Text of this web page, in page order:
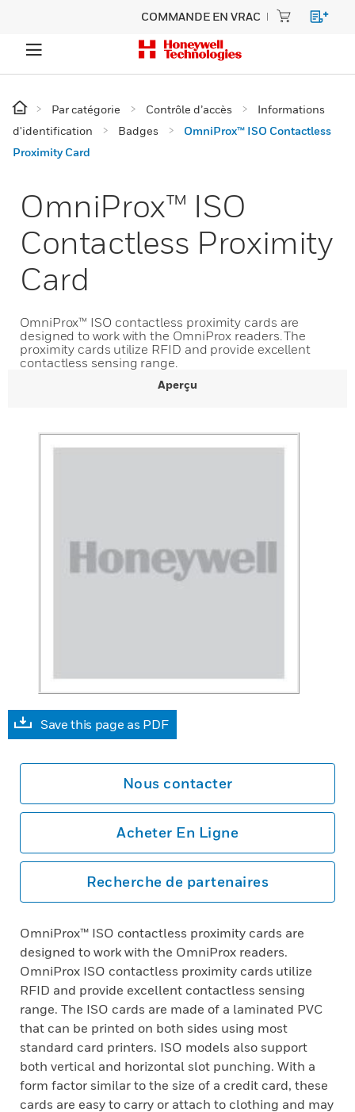
COMMANDE EN VRAC
Par catégorie Contrôle d’accès
Informations
d'identification
Badges
OmniProx™ ISO Contactless
Proximity Card
OmniProx™ ISO
Contactless Proximity
Card
OmniProx™ ISO contactless proximity cards are
designed to work with the OmniProx readers. The
proximity cards utilize RFID and provide excellent
contactless sensing range.
Aperçu
Save this page as PDF
Nous contacter
Acheter En Ligne
Recherche de partenaires
OmniProx™ ISO contactless proximity cards are
designed to work with the OmniProx readers.
OmniProx ISO contactless proximity cards utilize
RFID and provide excellent contactless sensing
range. The ISO cards are made of a laminated PVC
that can be printed on both sides using most
standard card printers. ISO models also support
both vertical and horizontal slot punching. With a
form factor similar to the size of a credit card, these
cards are easy to carry or attach to clothing and may